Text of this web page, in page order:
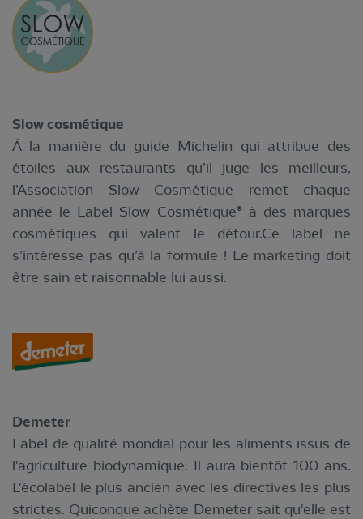
Slow cosmétique
À la manière du guide Michelin qui attribue des
étoiles aux restaurants qu’il juge les meilleurs,
l’Association Slow Cosmétique remet chaque
année le Label Slow Cosmétique® à des marques
cosmétiques qui valent le détour.Ce label ne
s’intéresse pas qu’à la formule ! Le marketing doit
être sain et raisonnable lui aussi.
Demeter
Label de qualité mondial pour les aliments issus de
l'agriculture biodynamique. Il aura bientôt 100 ans.
L'écolabel le plus ancien avec les directives les plus
strictes. Quiconque achète Demeter sait qu'elle est